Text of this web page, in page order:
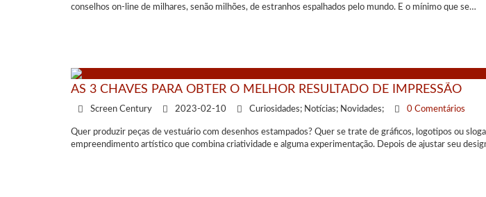
conselhos on-line de milhares, senão milhões, de estranhos espalhados pelo mundo. E o mínimo que se…
AS 3 CHAVES PARA OBTER O MELHOR RESULTADO DE IMPRESSÃO
Screen Century 2023-02-10 Curiosidades; Notícias; Novidades; 0 Comentários
Quer produzir peças de vestuário com desenhos estampados? Quer se trate de gráficos, logotipos ou
empreendimento artístico que combina criatividade e alguma experimentação. Depois de ajustar seu